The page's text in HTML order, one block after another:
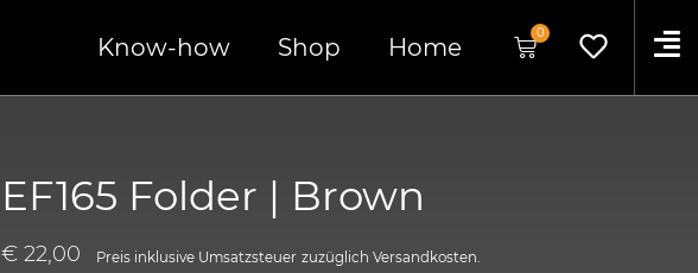
Know-how Shop Home
0
EF165 Folder | Brown
€ 22,00 Preis inklusive Umsatzsteuer zuzüglichVersandkosten.